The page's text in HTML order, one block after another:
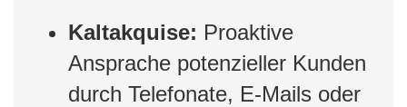
Kaltakquise: Proaktive
Ansprache potenzieller Kunden
durch Telefonate, E-Mails oder